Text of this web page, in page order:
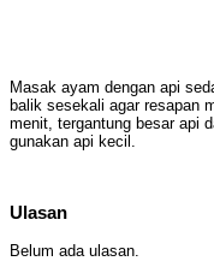
Masak ayam dengan api
balik sesekali agar resapan
menit, tergantung besar api
gunakan api kecil.
Ulasan
Belum ada ulasan.